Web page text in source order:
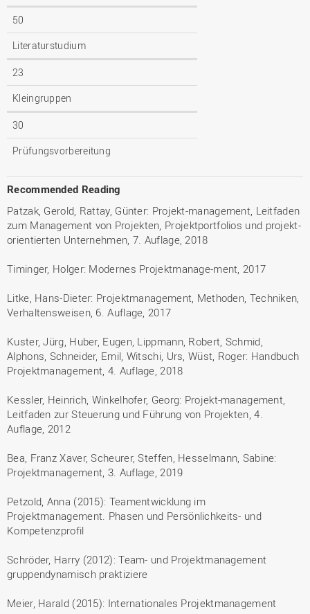
50
Literaturstudium
23
Kleingruppen
30
Prüfungsvorbereitung
Recommended Reading
Patzak, Gerold, Rattay, Günter: Projekt-management, Leitfaden
zum Management von Projekten, Projektportfolios und projekt-
orientierten Unternehmen, 7. Auflage, 2018
Timinger, Holger: Modernes Projektmanage-ment, 2017
Litke, Hans-Dieter: Projektmanagement, Methoden, Techniken,
Verhaltensweisen, 6. Auflage, 2017
Kuster, Jürg, Huber, Eugen, Lippmann, Robert, Schmid,
Alphons, Schneider, Emil, Witschi, Urs, Wüst, Roger: Handbuch
Projektmanagement, 4. Auflage, 2018
Kessler, Heinrich, Winkelhofer, Georg: Projekt-management,
Leitfaden zur Steuerung und Führung von Projekten, 4.
Auflage, 2012
Bea, Franz Xaver, Scheurer, Steffen, Hesselmann, Sabine:
Projektmanagement, 3. Auflage, 2019
Petzold, Anna (2015): Teamentwicklung im
Projektmanagement. Phasen und Persönlichkeits- und
Kompetenzprofil
Schröder, Harry (2012): Team- und Projektmanagement
gruppendynamisch praktiziere
Meier, Harald (2015): Internationales Projektmanagement